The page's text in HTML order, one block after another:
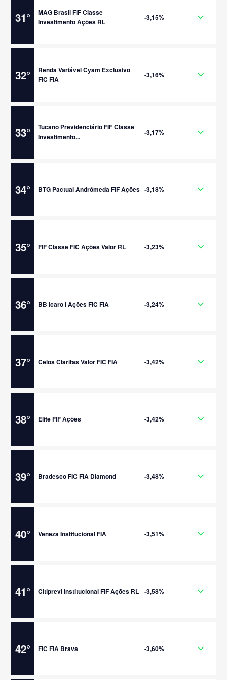
31°
MAG Brasil FIF Classe
Investimento Ações RL
-3,15%
32°
Renda Variável Cyam Exclusivo
FIC FIA
-3,16%
33°
Tucano Previdenciário FIF Classe
Investimento...
-3,17%
34° BTG Pactual Andrômeda FIF Ações -3,18%
35° FIF Classe FIC Ações Valor RL -3,23%
36° BB Icaro I Ações FIC FIA -3,24%
37° Celos Claritas Valor FIC FIA -3,42%
38° Elite FIF Ações -3,42%
39° Bradesco FIC FIA Diamond -3,48%
40° Veneza Institucional FIA -3,51%
41° Citiprevi Institucional FIF Ações RL -3,58%
42° FIC FIA Brava -3,60%